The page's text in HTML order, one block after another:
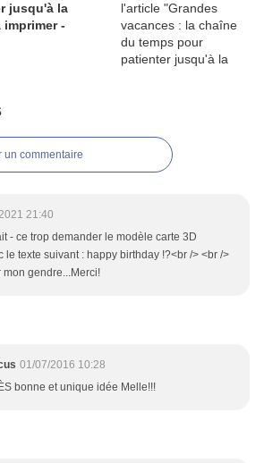
jusqu'à la
imprimer -
un commentaire
21:40
- ce trop demander le modèle carte 3D
le texte suivant : happy birthday !?<br /> <br />
mon gendre...Merci!
01/07/2016 10:28
bonne et unique idée Melle!!!